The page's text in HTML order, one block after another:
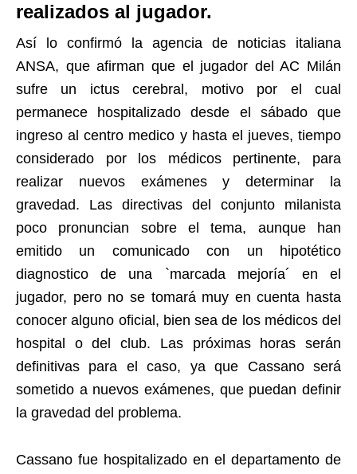
realizados al jugador.
Así lo confirmó la agencia de noticias italiana
ANSA, que afirman que el jugador del AC Milán
sufre un ictus cerebral, motivo por el cual
permanece hospitalizado desde el sábado que
ingreso al centro medico y hasta el jueves, tiempo
considerado por los médicos pertinente, para
realizar nuevos exámenes y determinar la
gravedad. Las directivas del conjunto milanista
poco pronuncian sobre el tema, aunque han
emitido un comunicado con un hipotético
diagnostico de una `marcada mejoría´ en el
jugador, pero no se tomará muy en cuenta hasta
conocer alguno oficial, bien sea de los médicos del
hospital o del club. Las próximas horas serán
definitivas para el caso, ya que Cassano será
sometido a nuevos exámenes, que puedan definir
la gravedad del problema.
Cassano fue hospitalizado en el departamento de